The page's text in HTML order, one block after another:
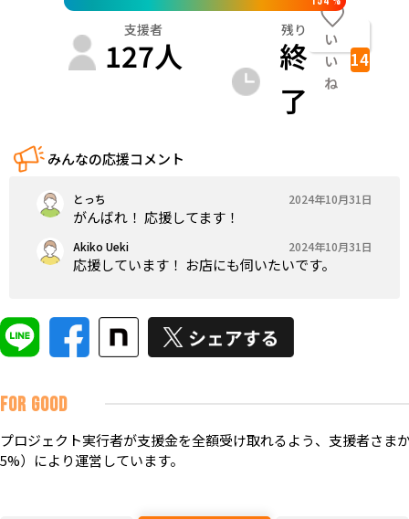
支援者
127人
残り
終
了
い
い
ね
14
みんなの応援コメント
とっち 2024年10月31日
がんばれ！ 応援してます！
Akiko Ueki 2024年10月31日
応援しています！ お店にも伺いたいです。
FOR GOOD
プロジェクト実行者が支援金を全額受け取れるよう、支援者さま
5%）により運営しています。